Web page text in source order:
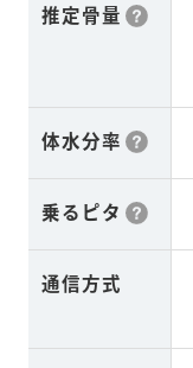
推定骨量
体水分率
乗るピタ
通信方式